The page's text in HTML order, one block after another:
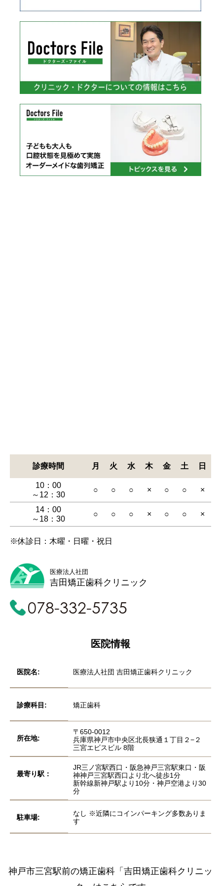
医療法人社団
吉田矯正歯科クリニック
078-332-5735
医院情報
医院名: 医療法人社団 吉田矯正歯科クリニック
診療科目: 矯正歯科
所在地:
〒650-0012
兵庫県神戸市中央区北長狭通１丁目２−２
三宮エビスビル 8階
最寄り駅：
JR三ノ宮駅西口・阪急神戸三宮駅東口・阪
神神戸三宮駅西口より北へ徒歩1分
新幹線新神戸駅より10分・神戸空港より30
分
駐車場:
なし ※近隣にコインパーキング多数ありま
す
診療時間 月 火 水 木 金 土 日
10：00
～12：30
○ ○ ○ × ○ ○ ×
14：00
～18：30
○ ○ ○ × ○ ○ ×
※休診日：木曜・日曜・祝日
神戸市三宮駅前の矯正歯科 「吉田矯正歯科クリニッ